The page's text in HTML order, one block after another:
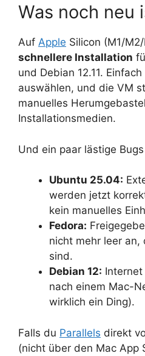
Was noch neu
Auf Apple Silicon (M1/
schnellere Installation
und Debian 12.11.
auswählen, und die VM
manuelles
Installationsmedien.
Und ein paar lästige
Ubuntu 25.04:
werden jetzt
kein manuelles
Fedora:
nicht mehr leer an,
sind.
Debian 12:
nach einem Mac-
wirklich ein Ding).
Falls du Parallels direkt
(nicht über den Mac App